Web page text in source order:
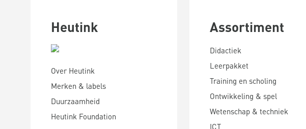
Heutink
Over Heutink
Merken & labels
Duurzaamheid
Heutink Foundation
Assortiment
Didactiek
Leerpakket
Training en scholing
Ontwikkeling & spel
Wetenschap & techniek
ICT